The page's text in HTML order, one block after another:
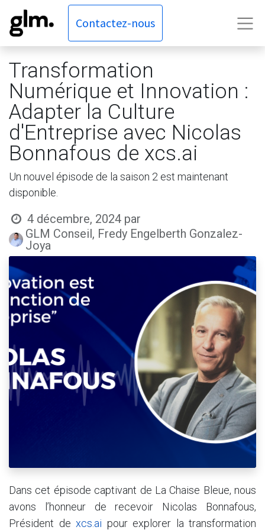
Contactez-nous
Transformation
Numérique et Innovation :
Adapter la Culture
d'Entreprise avec Nicolas
Bonnafous de xcs.ai
Un nouvel épisode de la saison 2 est maintenant
disponible.
4 décembre, 2024 par
GLM Conseil, Fredy Engelberth Gonzalez-
Joya
Dans cet épisode captivant de La Chaise Bleue, nous
avons l’honneur de recevoir Nicolas Bonnafous,
Président de xcs.ai pour explorer la transformation